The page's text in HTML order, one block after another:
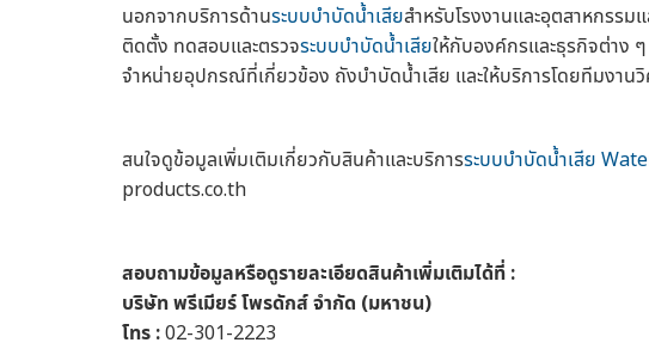
นอกจากบริการด้านระบบบำบัดน้ำเสียสำหรับโรงงานและอุตสาหกรรม
ติดตั้ง ทดสอบและตรวจระบบบำบัดน้ำเสียให้กับองค์กรและธุรกิจต่าง
จำหน่ายอุปกรณ์ที่เกี่ยวข้อง ถังบำบัดน้ำเสีย และให้บริการโดยทีมงาน
สนใจดูข้อมูลเพิ่มเติมเกี่ยวกับสินค้าและบริการระบบบำบัดน้ำเสีย
products.co.th
สอบถามข้อมูลหรือดูรายละเอียดสินค้าเพิ่มเติมได้ที่ :
บริษัท พรีเมียร์ โพรดักส์ จำกัด (มหาชน)
โทร :02-301-2223